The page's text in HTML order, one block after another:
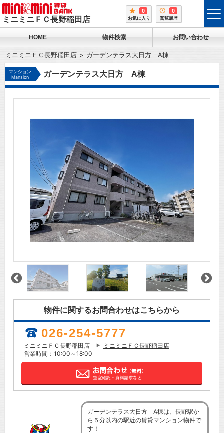
ミニミニＦＣ長野稲田店
0
お気に入り
0
閲覧履歴
HOME 物件検索 お問い合わせ
ミニミニＦＣ長野稲田店 ガーデンテラス大日方 A棟
マンション
Mansion
ガーデンテラス大日方 A棟
物件に関するお問合わせはこちらから
026-254-5777
ミニミニＦＣ長野稲田店
ミニミニＦＣ長野稲田店
営業時間：10:00～18:00
ガーデンテラス大日方 A棟は、長野駅か
ら５分以内の駅近の賃貸マンション物件で
す！